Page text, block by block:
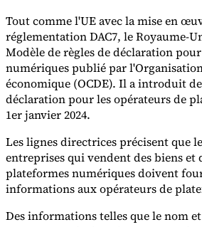
Nos auteursDevenir contributeur Choisir un
Tout comme l'UE avec la mise en
réglementation DAC7, le Royaume-
Modèle de règles de déclaration
numériques publié par
économique (OCDE). Il a introduit
déclaration pour les opérateurs de
1er janvier 2024.
Les lignes directrices précisent que
entreprises qui vendent des biens et
plateformes numériques doivent
informations aux opérateurs de
Des informations telles que le nom